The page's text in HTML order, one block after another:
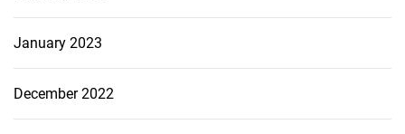
January 2023
December 2022